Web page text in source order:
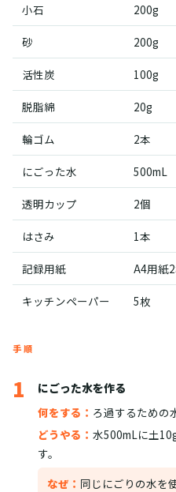
小石 200g
砂 200g
活性炭 100g
脱脂綿 20g
輪ゴム 2本
にごった水 500mL
透明カップ 2個
はさみ 1本
記録用紙 A4用紙
キッチンペーパー 5枚
手順
1
にごった水を作る
何をする： ろ過するための
どうやる： 水500mLに土
す。
なぜ： 同じにごりの水を